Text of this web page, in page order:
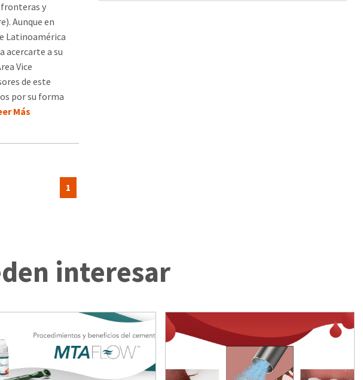
fronteras y
Aunque en
Latinoamérica
acercarte a su
Vice
de este
por su forma
Más
1
interesar